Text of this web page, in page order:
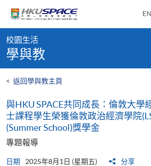
content
content
start
校園生活
學與教
< 返回學與教主頁
與HKU SPACE共同成長：倫敦大學
士課程學生榮獲倫敦政治經濟學院
(Summer School)獎學金
專題報導
日期 2025年8月1日 (星期五) 分享